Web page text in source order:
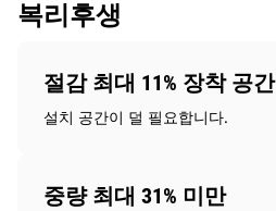
복리후생
절감 최대 11% 장착 공간
설치 공간이 덜 필요합니다.
중량 최대 31% 미만